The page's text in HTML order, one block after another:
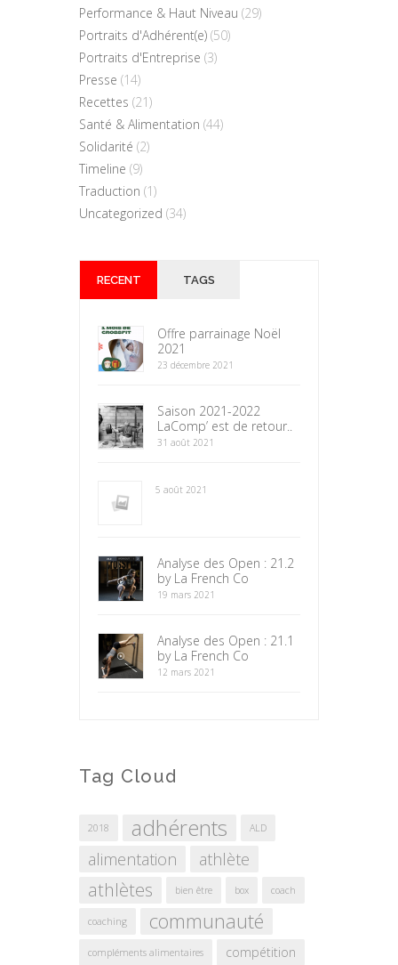
Performance & Haut Niveau (29)
Portraits d'Adhérent(e) (50)
Portraits d'Entreprise (3)
Presse (14)
Recettes (21)
Santé & Alimentation (44)
Solidarité (2)
Timeline (9)
Traduction (1)
Uncategorized (34)
RECENT TAGS
Offre parrainage Noël
2021
23 décembre 2021
Saison 2021-2022
LaComp’ est de retour..
31 août 2021
5 août 2021
Analyse des Open : 21.2
by La French Co
19 mars 2021
Analyse des Open : 21.1
by La French Co
12 mars 2021
Tag Cloud
2018 adhérents ALD
alimentation athlète
athlètes bien être box coach
coaching communauté
compléments alimentaires compétition